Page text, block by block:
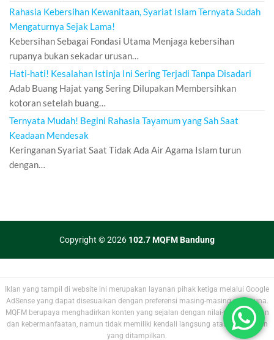
Rahasia Kebersihan Kewanitaan, Syariat Islam Ternyata Sudah
Mengaturnya Sejak Lama!
Kebersihan Sebagai Fondasi Utama Menjaga kebersihan
rupanya bukan sekadar urusan…
Hati-hati! Kesalahan Istinja Ini Sering Terjadi Tanpa Disadari
Adab Buang Hajat yang Sering Dilupakan Membersihkan
kotoran setelah buang…
Ternyata Mudah! Begini Rahasia Tayamum yang Sah Saat
Keadaan Mendesak
Keringanan Syariat Saat Tidak Ada Air Agama Islam turun
dengan…
Copyright © 2026 102.7 MQFM Bandung
Iklan yang tampil di website ini merupakan layanan pihak ketiga melalui Google
AdSense yang dapat disesuaikan dengan preferensi masing-masing pengguna.
MQFM berupaya menghadirkan konten yang sejalan dengan nilai-nilai kebaikan
dan kebermanfaatan, namun tidak memiliki kendali langsung atas materi iklan
yang ditampilkan.